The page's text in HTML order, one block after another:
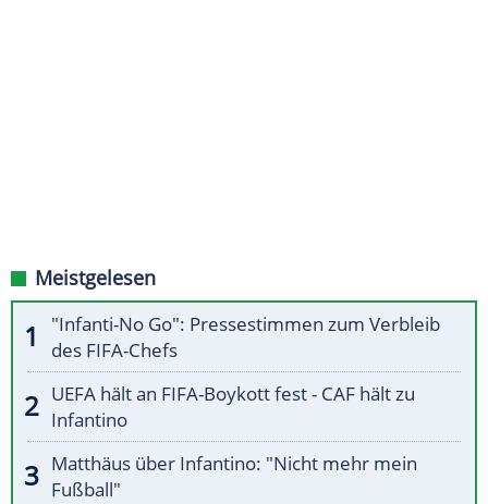
Meistgelesen
"Infanti-No Go": Pressestimmen zum Verbleib
des FIFA-Chefs
UEFA hält an FIFA-Boykott fest - CAF hält zu
Infantino
Matthäus über Infantino: "Nicht mehr mein
Fußball"